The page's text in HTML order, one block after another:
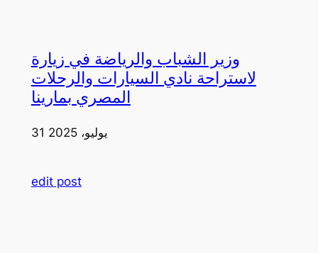
وزير الشباب والرياضة في زيارة
لاستراحة نادي السيارات والرحلات
المصري بمارينا
31 يوليو، 2025
edit post